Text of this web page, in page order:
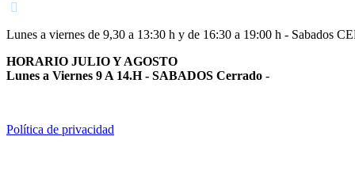
Lunes a viernes de 9,30 a 13:30 h y de 16:30 a 19:00 h - Sabados
HORARIO JULIO Y AGOSTO
Lunes a Viernes 9 A 14.H - SABADOS Cerrado -
Política de privacidad